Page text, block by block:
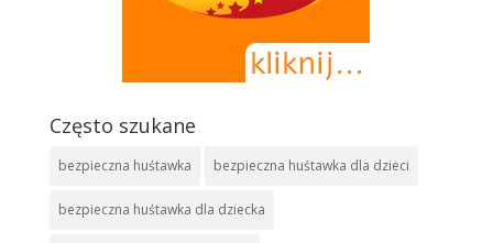
Często szukane
bezpieczna huśtawka bezpieczna huśtawka dla dzieci
bezpieczna huśtawka dla dziecka